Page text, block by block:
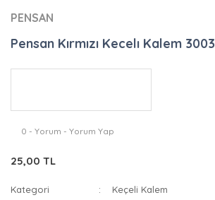
PENSAN
Pensan Kırmızı Kecelı Kalem 3003
0 - Yorum - Yorum Yap
25,00 TL
Kategori
Keçeli Kalem